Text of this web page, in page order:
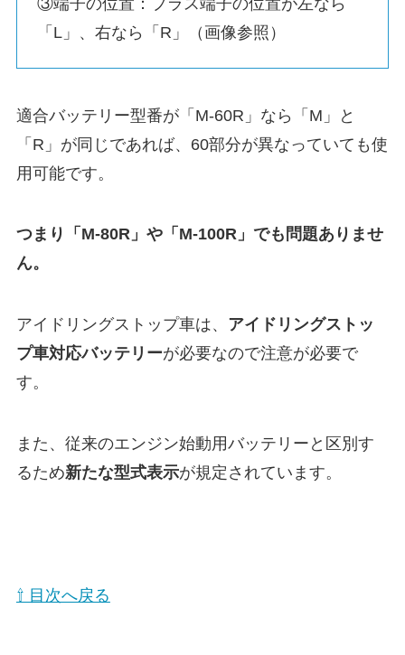
③端子の位置：プラス端子の位置が左なら
「L」、右なら「R」（画像参照）
適合バッテリー型番が「M-60R」なら「M」と
「R」が同じであれば、60部分が異なっていても使
用可能です。
つまり「M-80R」や「M-100R」でも問題ありませ
ん。
アイドリングストップ車は、 アイドリングストッ
プ車対応バッテリーが必要なので注意が必要で
す。
また、従来のエンジン始動用バッテリーと区別す
るため新たな型式表示が規定されています。
⇧ 目次へ戻る